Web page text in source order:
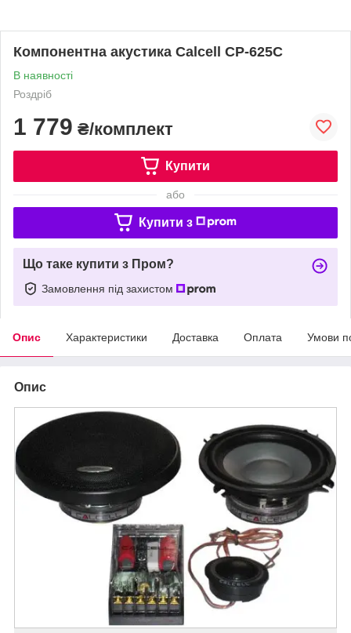
Компонентна акустика Calcell CP-625C
В наявності
Роздріб
1 779 ₴/комплект
Купити
або
Купити з
Що таке купити з Пром?
Замовлення під захистом
Опис Характеристики Доставка Оплата Умови
Опис